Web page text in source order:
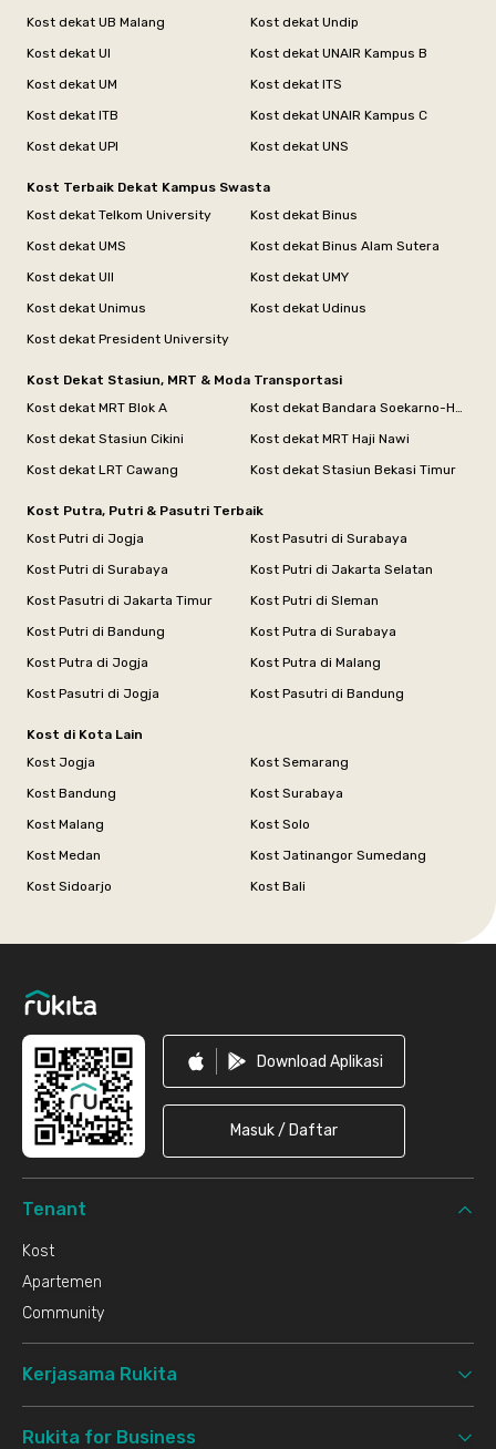
Kost dekat UB Malang
Kost dekat Undip
Kost dekat UI
Kost dekat UNAIR Kampus B
Kost dekat UM
Kost dekat ITS
Kost dekat ITB
Kost dekat UNAIR Kampus C
Kost dekat UPI
Kost dekat UNS
Kost Terbaik Dekat Kampus Swasta
Kost dekat Telkom University
Kost dekat Binus
Kost dekat UMS
Kost dekat Binus Alam Sutera
Kost dekat UII
Kost dekat UMY
Kost dekat Unimus
Kost dekat Udinus
Kost dekat President University
Kost Dekat Stasiun, MRT & Moda Transportasi
Kost dekat MRT Blok A
Kost dekat Stasiun Cikini
Kost dekat MRT Haji Nawi
Kost dekat LRT Cawang
Kost dekat Stasiun Bekasi Timur
Kost Putra, Putri & Pasutri Terbaik
Kost Putri di Jogja
Kost Pasutri di Surabaya
Kost Putri di Surabaya
Kost Putri di Jakarta Selatan
Kost Pasutri di Jakarta Timur
Kost Putri di Sleman
Kost Putri di Bandung
Kost Putra di Surabaya
Kost Putra di Jogja
Kost Putra di Malang
Kost Pasutri di Jogja
Kost Pasutri di Bandung
Kost di Kota Lain
Kost Jogja
Kost Semarang
Kost Bandung
Kost Surabaya
Kost Malang
Kost Solo
Kost Medan
Kost Jatinangor Sumedang
Kost Sidoarjo
Kost Bali
Download Aplikasi
Masuk / Daftar
Tenant
Kost
Apartemen
Community
Kerjasama Rukita
Rukita for Business